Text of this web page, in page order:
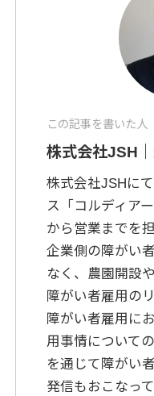
この記事を書いた人
株式会社JSH
株式会社JSHに
ス「コルディア
から営業までを担
企業側の障がい
なく、農園開設
障がい者雇用の
障がい者雇用に
用事情について
を通じて障がい
発信もおこなって